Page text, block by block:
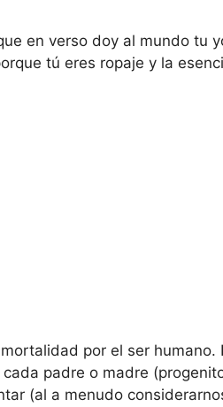
en verso doy al mundo tu
tú eres ropaje y la
por el ser
padre o madre
(al a menudo